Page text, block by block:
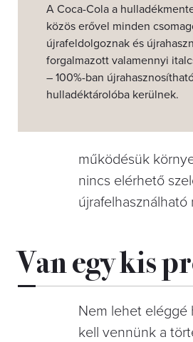
A Coca-Cola a
közös erővel minden
újrafeldolgoznak és
forgalmazott valamennyi
– 100%-ban
hulladéktárolóba kerülnek.
működésük
nincs elérhető
újrafelhasználható
Van egy kis
Nem lehet eléggé
kell vennünk a